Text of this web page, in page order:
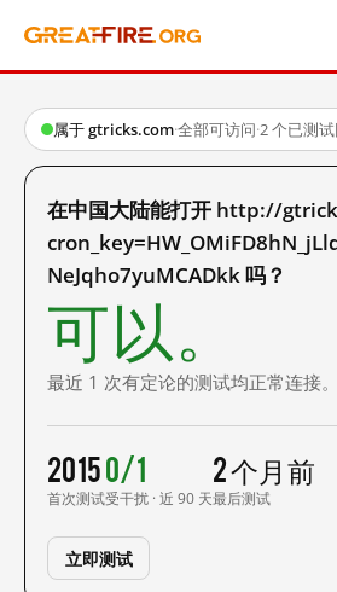
属于 gtricks.com·全部可访问·2 个已测
在中国大陆能打开 http://
NeJqho7yuMCADkk 吗？
可以。
最近 1 次有定论的测试均正常连接。
2015
首次测试
0/1
受干扰 · 近 90 天
2 个月前
最后测试
立即测试